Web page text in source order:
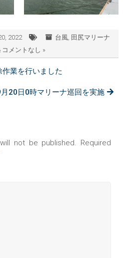
2022 台風, 田尻マリーナ
コメントなし »
業を行いました
20日0時マリーナ巡回を実施
not be published. Required